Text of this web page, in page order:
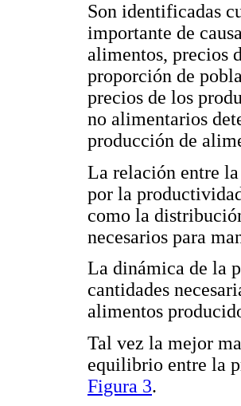
Son identificadas
importante de
alimentos, precios
proporción de
precios de los
no alimentarios
producción de
La relación entre
por la
como la
necesarios para
La dinámica de la
cantidades
alimentos
Tal vez la mejor
equilibrio entre la
Figura 3.